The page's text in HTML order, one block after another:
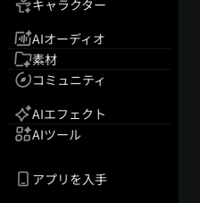
キャラクター
AIオーディオ
素材
コミュニティ
AIエフェクト
AIツール
アプリを入手